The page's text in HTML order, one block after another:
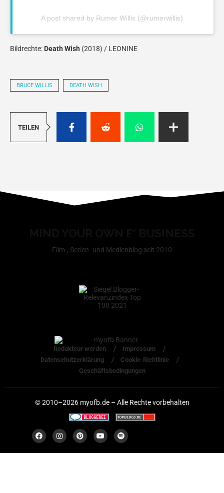
A post shared by Rumer Willis (@rumerwillis)
Bildrechte: Death Wish (2018) / LEONINE
BRUCE WILLIS DEATH WISH
TEILEN
Film-, Serien- und Medienblog seit 2010
Redakteur werden
Impressum
Datenschutzerklärung
Cookie-Richtlinie
Geschäftsbedingungen
© 2010–2026 myofb.de – Alle Rechte vorbehalten